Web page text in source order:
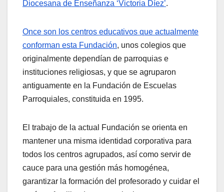
Diocesana de Enseñanza ‘Victoria Díez’.
Once son los centros educativos que actualmente
conforman esta Fundación, unos colegios que
originalmente dependían de parroquias e
instituciones religiosas, y que se agruparon
antiguamente en la Fundación de Escuelas
Parroquiales, constituida en 1995.
El trabajo de la actual Fundación se orienta en
mantener una misma identidad corporativa para
todos los centros agrupados, así como servir de
cauce para una gestión más homogénea,
garantizar la formación del profesorado y cuidar el